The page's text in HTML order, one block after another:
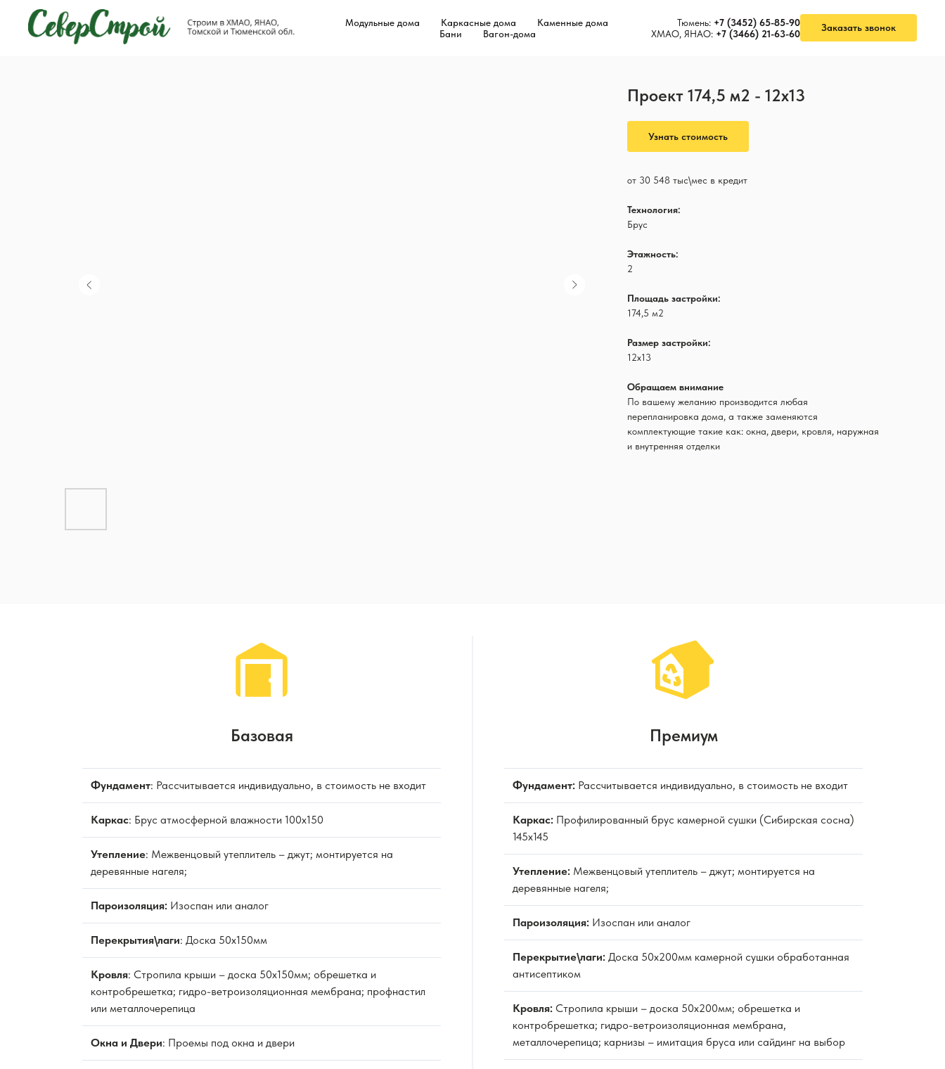
Модульные дома Каркасные дома
Каменные дома
Бани
Вагон-дома
Тюмень: +7 (3452) 65-85-90
ХМАО, ЯНАО: +7 (3466) 21-63-60
Заказать звонок
Проект 174,5 м2 - 12х13
Узнать стоимость
от 30 548 тыс\мес в кредит
Технология:
Брус
Этажность:
2
Площадь застройки:
174,5 м2
Размер застройки:
12х13
Обращаем внимание
По вашему желанию производится любая
перепланировка дома, а также заменяются
комплектующие такие как: окна, двери, кровля, наружная
и внутренняя отделки
Базовая
Фундамент: Рассчитывается индивидуально, в стоимость не входит
Каркас: Брус атмосферной влажности 100х150
Утепление: Межвенцовый утеплитель – джут; монтируется на
деревянные нагеля;
Пароизоляция: Изоспан или аналог
Перекрытия\лаги: Доска 50х150мм
Кровля: Стропила крыши – доска 50х150мм; обрешетка и
контробрешетка; гидро-ветроизоляционная мембрана; профнастил
или металлочерепица
Окна и Двери: Проемы под окна и двери
Премиум
Фундамент: Рассчитывается индивидуально, в стоимость не входит
Каркас: Профилированный брус камерной сушки (Сибирская сосна)
145х145
Утепление: Межвенцовый утеплитель – джут; монтируется на
деревянные нагеля;
Пароизоляция: Изоспан или аналог
Перекрытие\лаги: Доска 50х200мм камерной сушки обработанная
антисептиком
Кровля: Стропила крыши – доска 50х200мм; обрешетка и
контробрешетка; гидро-ветроизоляционная мембрана,
металлочерепица; карнизы – имитация бруса или сайдинг на выбор